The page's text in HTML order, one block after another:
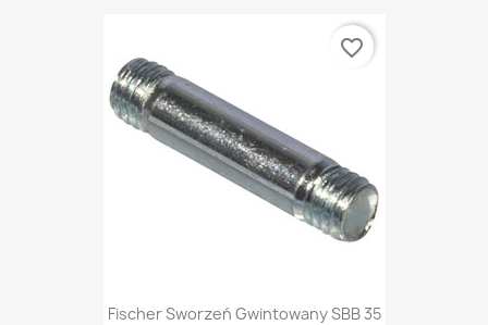
Fischer Sworzeń Gwintowany SBB 35
favorite_border